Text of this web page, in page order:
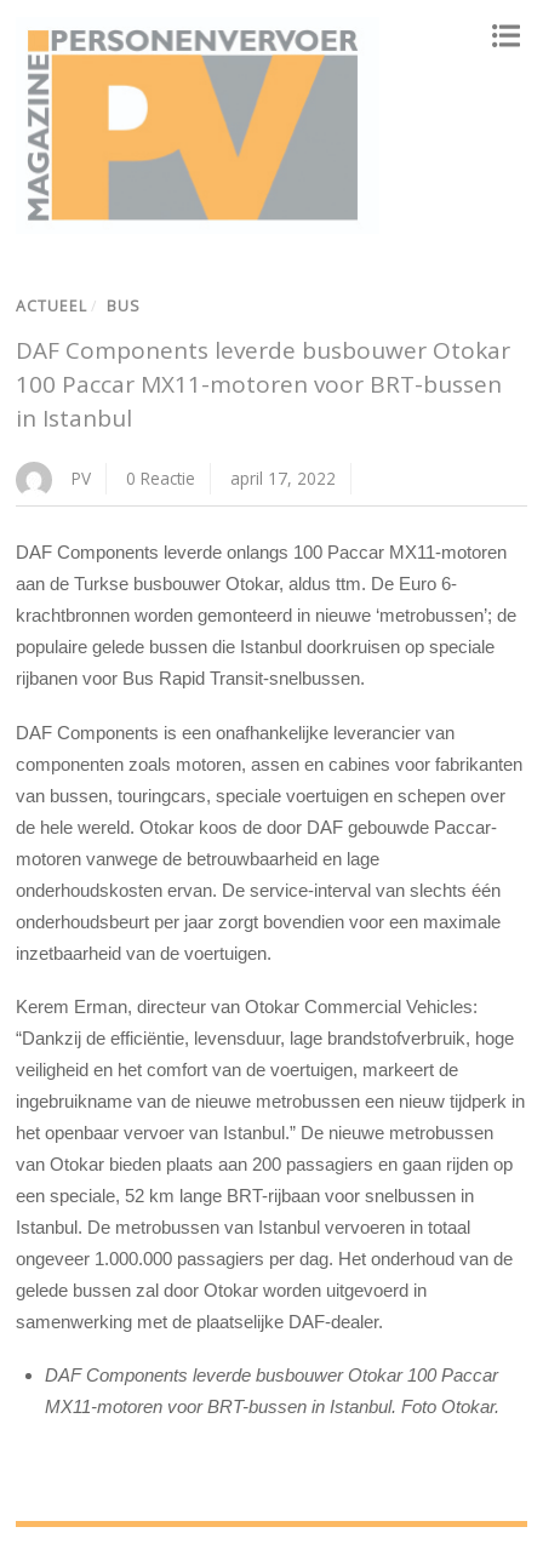
ACTUEEL / BUS
DAF Components leverde busbouwer Otokar
100 Paccar MX11-motoren voor BRT-bussen
in Istanbul
PV 0 Reactie april 17, 2022
DAF Components leverde onlangs 100 Paccar MX11-motoren
aan de Turkse busbouwer Otokar, aldus ttm. De Euro 6-
krachtbronnen worden gemonteerd in nieuwe ‘metrobussen’; de
populaire gelede bussen die Istanbul doorkruisen op speciale
rijbanen voor Bus Rapid Transit-snelbussen.
DAF Components is een onafhankelijke leverancier van
componenten zoals motoren, assen en cabines voor fabrikanten
van bussen, touringcars, speciale voertuigen en schepen over
de hele wereld. Otokar koos de door DAF gebouwde Paccar-
motoren vanwege de betrouwbaarheid en lage
onderhoudskosten ervan. De service-interval van slechts één
onderhoudsbeurt per jaar zorgt bovendien voor een maximale
inzetbaarheid van de voertuigen.
Kerem Erman, directeur van Otokar Commercial Vehicles:
“Dankzij de efficiëntie, levensduur, lage brandstofverbruik, hoge
veiligheid en het comfort van de voertuigen, markeert de
ingebruikname van de nieuwe metrobussen een nieuw tijdperk in
het openbaar vervoer van Istanbul.” De nieuwe metrobussen
van Otokar bieden plaats aan 200 passagiers en gaan rijden op
een speciale, 52 km lange BRT-rijbaan voor snelbussen in
Istanbul. De metrobussen van Istanbul vervoeren in totaal
ongeveer 1.000.000 passagiers per dag. Het onderhoud van de
gelede bussen zal door Otokar worden uitgevoerd in
samenwerking met de plaatselijke DAF-dealer.
DAF Components leverde busbouwer Otokar 100 Paccar
MX11-motoren voor BRT-bussen in Istanbul. Foto Otokar.